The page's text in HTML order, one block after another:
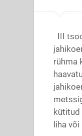
III
rühma
kütitud
liha